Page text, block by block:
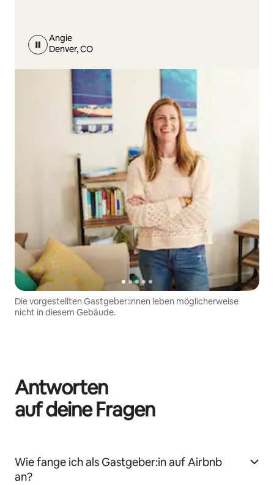
Angie
Denver, CO
Die vorgestellten Gastgeber:innen leben möglicherweise
nicht in diesem Gebäude.
Antworten
auf deine Fragen
Wie fange ich als Gastgeber:in auf Airbnb
an?